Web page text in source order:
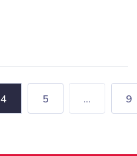
4 5 ... 9